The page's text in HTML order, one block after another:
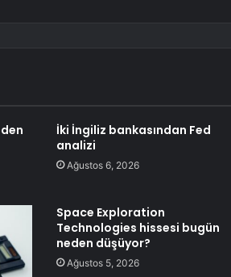
İki İngiliz bankasından Fed
analizi
Ağustos 6, 2026
Space Exploration
Technologies hissesi bugün
neden düşüyor?
Ağustos 5, 2026